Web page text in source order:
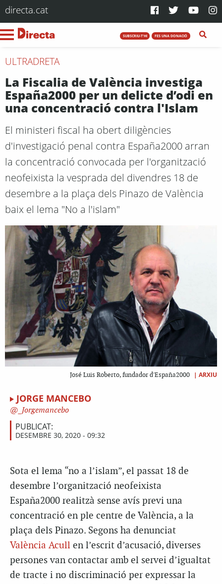
directa.cat
SUBSCRIU-T'HI FES UNA DONACIÓ
ULTRADRETA
La Fiscalia de València investiga
España2000 per un delicte d’odi en
una concentració contra l'Islam
El ministeri fiscal ha obert diligències
d'investigació penal contra España2000 arran
la concentració convocada per l'organització
neofeixista la vesprada del divendres 18 de
desembre a la plaça dels Pinazo de València
baix el lema "No a l'islam"
José Luis Roberto, fundador d'España2000 | ARXIU
JORGE MANCEBO
_Jorgemancebo
PUBLICAT:
DESEMBRE 30, 2020 - 09:32
Sota el lema “no a l’islam”, el passat 18 de
desembre l’organització neofeixista
España2000 realitzà sense avís previ una
concentració en ple centre de València, a la
plaça dels Pinazo. Segons ha denunciat
València Acull en l’escrit d’acusació, diverses
persones van contactar amb el servei d’igualtat
de tracte i no discriminació per expressar la